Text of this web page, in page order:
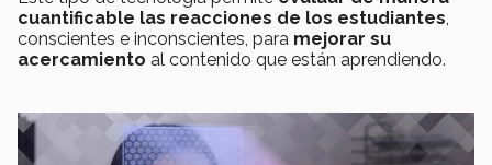
cuantificable las reacciones de los estudiantes,
conscientes e inconscientes, para mejorar su
acercamiento al contenido que están aprendiendo.